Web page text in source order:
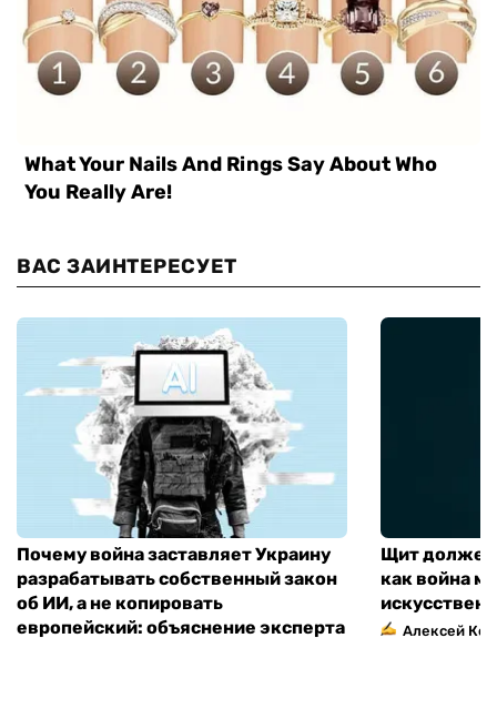
ВАС ЗАИНТЕРЕСУЕТ
Почему война заставляет Украину
разрабатывать собственный закон
об ИИ, а не копировать
европейский: объяснение эксперта
Щит должен
как война
Алексей